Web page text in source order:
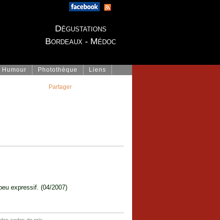
Dégustations
Bordeaux - Médoc
Humour Photothèque Liens
expressif. (04/2007)
Partager